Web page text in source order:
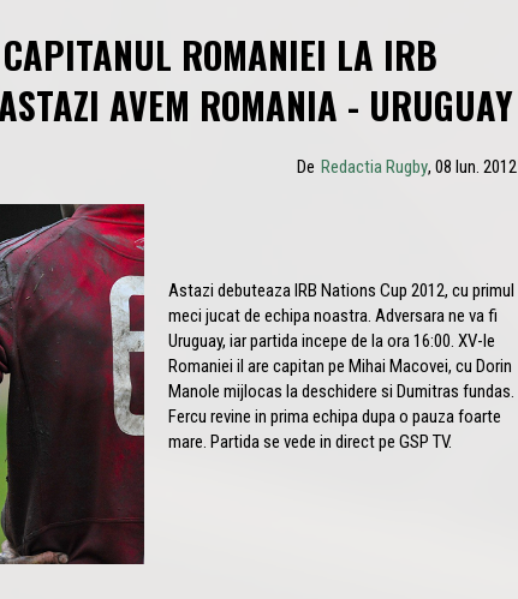
CAPITANUL ROMANIEI LA IRB
AVEM ROMANIA - URUGUAY
De Redactia Rugby, 08 Iun. 2012
Astazi debuteaza IRB Nations Cup 2012, cu primul
meci jucat de echipa noastra. Adversara ne va fi
Uruguay, iar partida incepe de la ora 16:00. XV-le
Romaniei il are capitan pe Mihai Macovei, cu Dorin
Manole mijlocas la deschidere si Dumitras fundas.
Fercu revine in prima echipa dupa o pauza foarte
mare. Partida se vede in direct pe GSP TV.